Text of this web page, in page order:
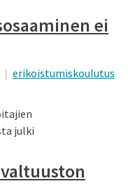
ei
erikoistumiskoulutus
julki